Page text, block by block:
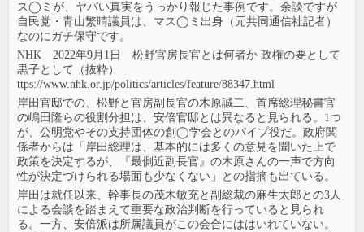
ス◯ミが、ヤバい真実をうっかり報じた事例です。余談ですが
自民党・青山繁晴議員は、マス◯ミ出身（元共同通信社記者）
なのにガチ保守です。
NHK 2022年9月1日 松野官房長官とは何者か 政権の要として
黒子として（抜粋）
ttps://www.nhk.or.jp/politics/articles/feature/88347.html
岸田官邸での、松野と官房副長官の木原誠二、首席総理秘書官
の嶋田隆らの役割分担は、安倍官邸とは異なると見られる。1つ
が、公明党やその支持団体の創◯学会とのパイプ役だ。政府関
係者からは「岸田総理は、基本的には多くの意見を聞いた上で
政策を決定するが、『最側近副長官』の木原さんの一声で方向
性が決定づけられる場面も少なくない」との指摘も出ている。
岸田は就任以来、幹事長の茂木敏充と副総裁の麻生太郎との3人
による会談を踏まえて重要な政治判断を行っていると見られ
る。一方、安倍派は所属議員がこの会合にははいれていない。